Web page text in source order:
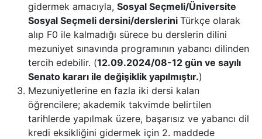
gidermek amacıyla, Sosyal Seçmeli/Üniversite
Sosyal Seçmeli dersini/derslerini Türkçe olarak
alıp F0 ile kalmadığı sürece bu derslerin dilini
mezuniyet sınavında programının yabancı dilinden
tercih edebilir. (12.09.2024/08-12 gün ve sayılı
Senato kararı ile değişiklik yapılmıştır.)
Mezuniyetlerine en fazla iki dersi kalan
öğrencilere; akademik takvimde belirtilen
tarihlerde yapılmak üzere, başarısız ve yabancı dil
kredi eksikliğini gidermek için 2. maddede